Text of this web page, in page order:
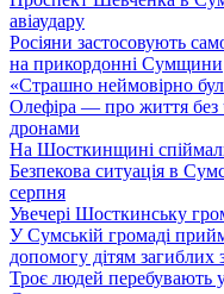
авіаудару
Росіяни застосовують
на прикордонні Сумщини
«Страшно неймовірно
Олефіра — про життя без
дронами
На Шосткинщині
Безпекова ситуація в
серпня
Увечері Шосткинську
У Сумській громаді
допомогу дітям загиблих
Троє людей перебувають